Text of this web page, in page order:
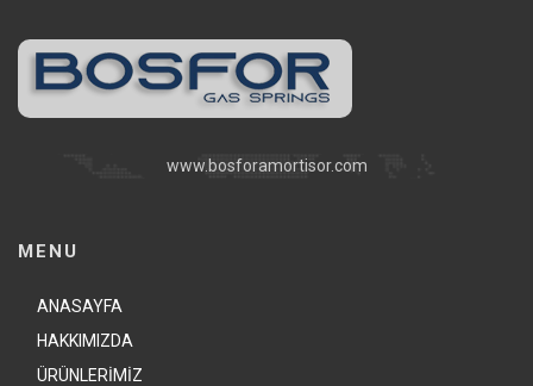
www.bosforamortisor.com
MENU
ANASAYFA
HAKKIMIZDA
ÜRÜNLERİMİZ